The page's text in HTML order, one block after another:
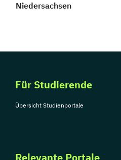
Niedersachsen
Für Studierende
Übersicht Studienportale